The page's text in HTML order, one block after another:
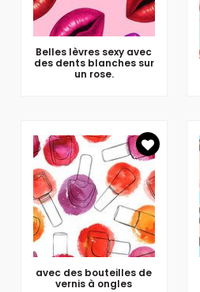
Belles lèvres sexy avec
des dents blanches sur
un rose.
avec des bouteilles de
vernis à ongles